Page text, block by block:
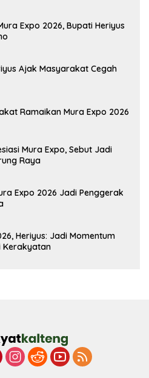
Expo 2026, Bupati Heriyus
Ajak Masyarakat Cegah
Ramaikan Mura Expo 2026
Mura Expo, Sebut Jadi
Raya
Expo 2026 Jadi Penggerak
Heriyus: Jadi Momentum
Kerakyatan